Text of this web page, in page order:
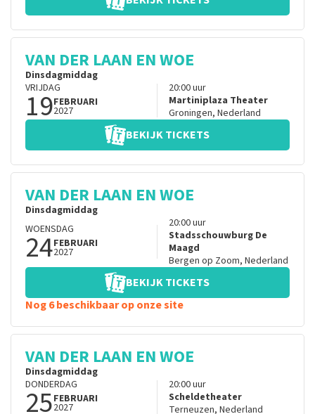
VAN DER LAAN EN WOE
Dinsdagmiddag
VRIJDAG
19FEBRUARI
2027
20:00uur
Martiniplaza Theater
Groningen, Nederland
BEKIJK TICKETS
VAN DER LAAN EN WOE
Dinsdagmiddag
WOENSDAG
24FEBRUARI
2027
20:00uur
Stadsschouwburg De
Maagd
Bergen op Zoom, Nederland
BEKIJK TICKETS
Nog 6 beschikbaar op onze site
VAN DER LAAN EN WOE
Dinsdagmiddag
DONDERDAG
25FEBRUARI
2027
20:00uur
Scheldetheater
Terneuzen, Nederland